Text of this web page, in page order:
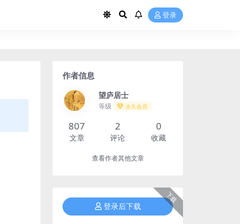
登录
作者信息
望庐居士
等级 永久会员
807
文章
2
评论
0
收藏
查看作者其他文章
下载
登录后下载